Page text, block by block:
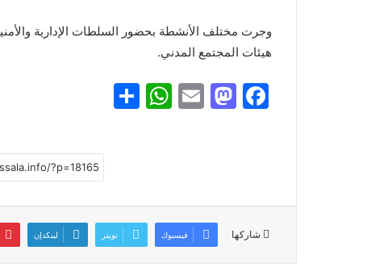
وجرت مختلف الأنشطة بحضور السلطات الإدارية
هيئات المجتمع المدني.
F
b
o
o
M
d
o
n
E
W
A
p
p
ar
e
شاركها فيسبوك تويتر لينكدإن